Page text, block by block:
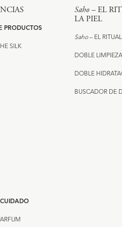
PRODUCTOS
SILK
CUIDADO
Saho– EL
LA PIEL
Saho– EL
DOBLE LIMPIEZA
DOBLE
BUSCADOR DE